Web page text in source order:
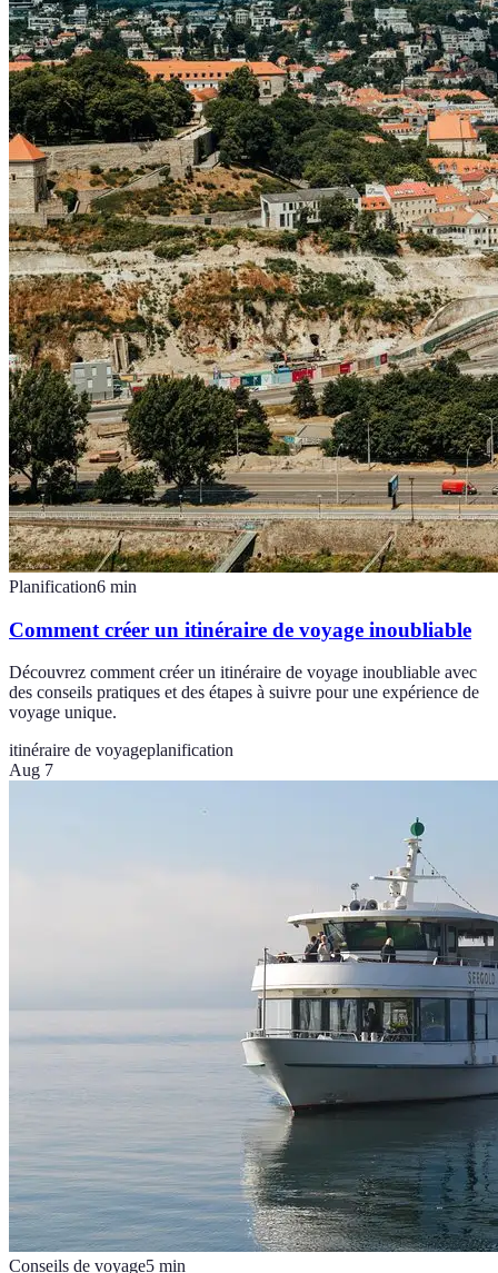
Planification6 min
Comment créer un itinéraire de voyage inoubliable
Découvrez comment créer un itinéraire de voyage inoubliable avec
des conseils pratiques et des étapes à suivre pour une expérience de
voyage unique.
itinéraire de voyageplanification
Aug 7
Conseils de voyage5 min